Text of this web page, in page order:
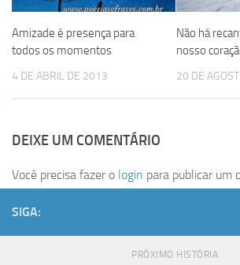
Amizade é presença para
todos os momentos
4 DE ABRIL DE 2013
Não há
nosso
20 DE
DEIXE UM COMENTÁRIO
Você precisa fazer o login para publicar um
SIGA:
PRÓXIMO HISTÓRIA